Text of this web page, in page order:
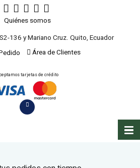
Quiénes somos
136 y Mariano Cruz. Quito, Ecuador
Área de Clientes
tarjetas de crédito